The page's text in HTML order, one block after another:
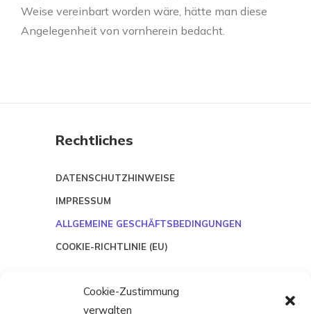
Cookie-Zustimmung
verwalten
Weise vereinbart worden wäre, hätte man diese
Angelegenheit von vornherein bedacht.
Rechtliches
DATENSCHUTZHINWEISE
IMPRESSUM
ALLGEMEINE GESCHÄFTSBEDINGUNGEN
COOKIE-RICHTLINIE (EU)
hallo@the-pack-teamwear.de